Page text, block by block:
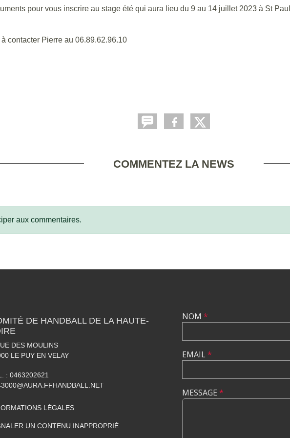
pour vous inscrire au stage été qui aura lieu du 9 au 14 juillet 2023 à St
contacter Pierre au 06.89.62.96.10
COMMENTEZ LA NEWS
aux commentaires.
DE HANDBALL DE LA HAUTE-
DES MOULINS
LE PUY EN VELAY
: 0463202621
LÉGALES
UN CONTENU INAPPROPRIÉ
NOM *
EMAIL*
MESSAGE *